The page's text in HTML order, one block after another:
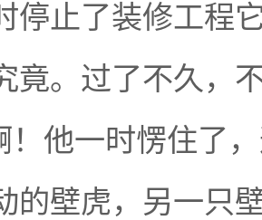
停止了装修工程
竟。过了不久，
！他一时愣住了
的壁虎，另一只